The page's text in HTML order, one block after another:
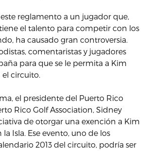
reglamento a un jugador que,
el talento para competir con los
ha causado gran controversia.
comentaristas y jugadores
para que se le permita a Kim
circuito.
el presidente del Puerto Rico
Rico Golf Association, Sidney
de otorgar una exención a Kim
Isla. Ese evento, uno de los
2013 del circuito, podría ser